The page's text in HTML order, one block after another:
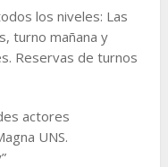
los niveles: Las
turno mañana y
Reservas de turnos
actores
UNS.